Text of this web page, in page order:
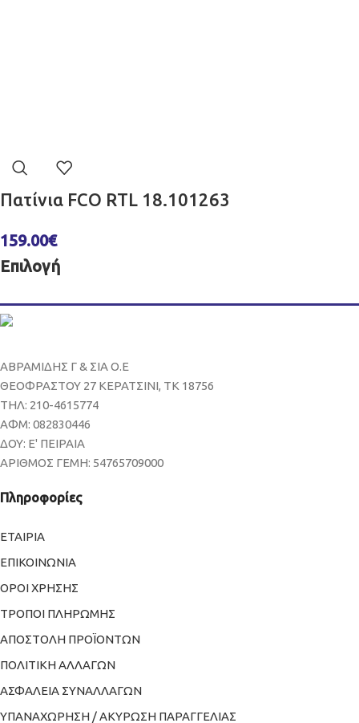
Πατίνια FCO RTL 18.101263
159.00€
Επιλογή
ΑΒΡΑΜΙΔΗΣ Γ & ΣΙΑ Ο.Ε
ΘΕΟΦΡΑΣΤΟΥ 27 ΚΕΡΑΤΣΙΝΙ, ΤΚ 18756
ΤΗΛ: 210-4615774
ΑΦΜ: 082830446
ΔΟΥ: Ε' ΠΕΙΡΑΙΑ
ΑΡΙΘΜΟΣ ΓΕΜΗ: 54765709000
Πληροφορίες
ΕΤΑΙΡΙΑ
ΕΠΙΚΟΙΝΩΝΙΑ
ΟΡΟΙ ΧΡΗΣΗΣ
ΤΡΟΠΟΙ ΠΛΗΡΩΜΗΣ
ΑΠΟΣΤΟΛΗ ΠΡΟΪΟΝΤΩΝ
ΠΟΛΙΤΙΚΗ ΑΛΛΑΓΩΝ
ΑΣΦΑΛΕΙΑ ΣΥΝΑΛΛΑΓΩΝ
ΥΠΑΝΑΧΩΡΗΣΗ / ΑΚΥΡΩΣΗ ΠΑΡΑΓΓΕΛΙΑΣ